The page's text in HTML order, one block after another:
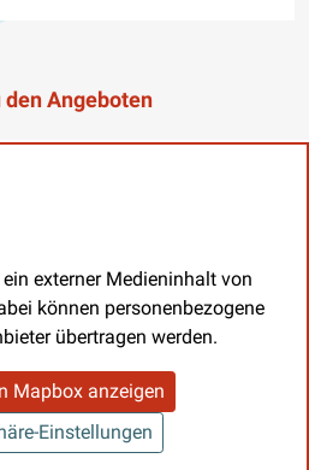
den Angeboten
externer Medieninhalt von
können personenbezogene
übertragen werden.
Mapbox anzeigen
Einstellungen